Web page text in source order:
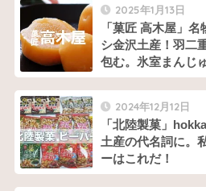
2025年1月13日
「菓匠 高木屋」
シ金沢土産！羽二
包む。氷室まんじ
2024年12月12日
「北陸製菓」
土産の代名詞に。
ーはこれだ！